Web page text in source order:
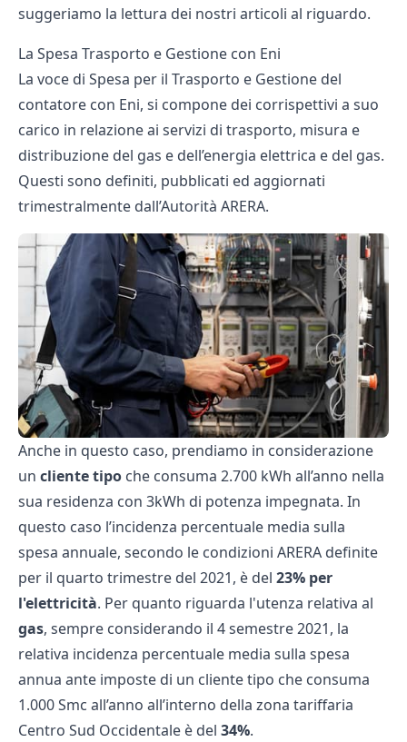
suggeriamo la lettura dei nostri articoli al riguardo.
La Spesa Trasporto e Gestione con Eni
La voce di Spesa per il Trasporto e Gestione del
contatore con Eni, si compone dei corrispettivi a suo
carico in relazione ai servizi di trasporto, misura e
distribuzione del gas e dell’energia elettrica e del gas.
Questi sono definiti, pubblicati ed aggiornati
trimestralmente dall’Autorità ARERA.
Anche in questo caso, prendiamo in considerazione
un cliente tipo che consuma 2.700 kWh all’anno nella
sua residenza con 3kWh di potenza impegnata. In
questo caso l’incidenza percentuale media sulla
spesa annuale, secondo le condizioni ARERA definite
per il quarto trimestre del 2021, è del 23% per
l'elettricità. Per quanto riguarda l'utenza relativa al
gas, sempre considerando il 4 semestre 2021, la
relativa incidenza percentuale media sulla spesa
annua ante imposte di un cliente tipo che consuma
1.000 Smc all’anno all’interno della zona tariffaria
Centro Sud Occidentale è del 34%.